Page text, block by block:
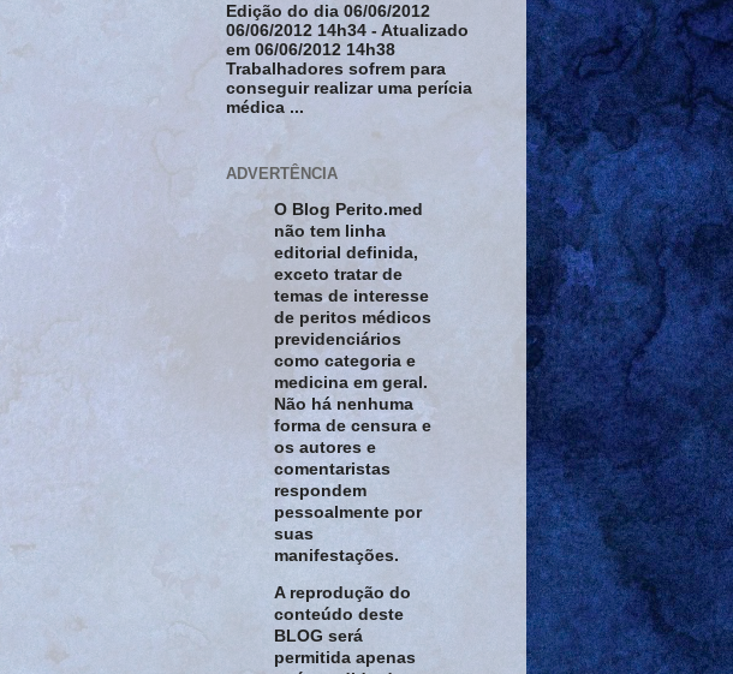
Edição do dia 06/06/2012
06/06/2012 14h34 - Atualizado
em 06/06/2012 14h38
Trabalhadores sofrem para
conseguir realizar uma perícia
médica ...
ADVERTÊNCIA
O Blog Perito.med
não tem linha
editorial definida,
exceto tratar de
temas de interesse
de peritos médicos
previdenciários
como categoria e
medicina em geral.
Não há nenhuma
forma de censura e
os autores e
comentaristas
respondem
pessoalmente por
suas
manifestações.
A reprodução do
conteúdo deste
BLOG será
permitida apenas